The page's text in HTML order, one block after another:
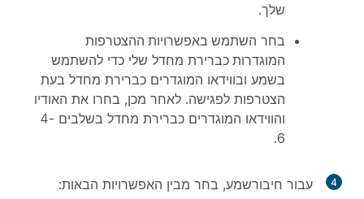
שלך.
בחר השתמש באפשרויות ההצטרפות
המוגדרות כברירת מחדל שלי כדי להשתמש
בשמע ובווידאו המוגדרים כברירת מחדל בעת
הצטרפות לפגישה. לאחר מכן, בחרו את האודיו
והווידאו המוגדרים כברירת מחדל בשלבים 4-
6.
4 עבור חיבורשמע, בחר מבין האפשרויות הבאות: